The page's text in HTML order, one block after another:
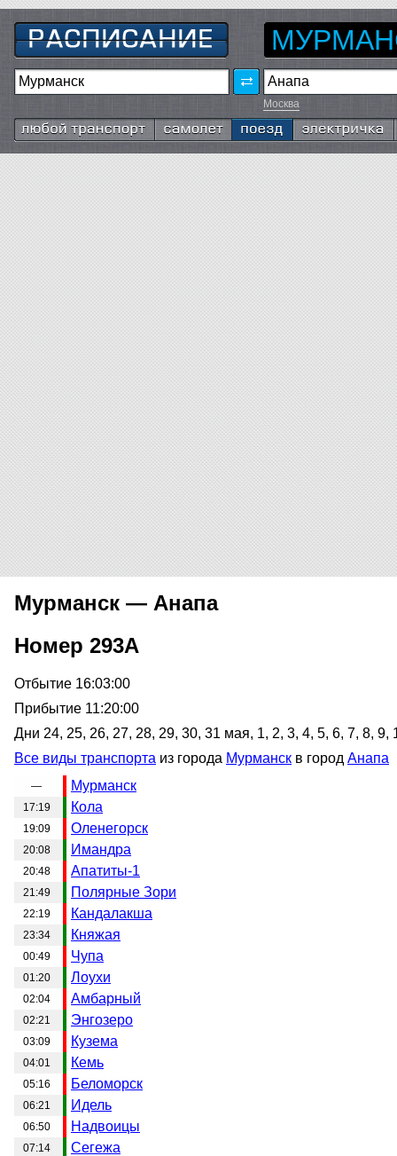
Москва
Любой транспорт Самолёт Поезд Электричка
Мурманск — Анапа
Номер 293А
Отбытие 16:03:00
Прибытие 11:20:00
Дни 24, 25, 26, 27, 28, 29, 30, 31 мая, 1, 2, 3, 4, 5, 6, 7, 8,
Все виды транспорта из города Мурманск в город Анапа
— Мурманск
17:19 Кола
19:09 Оленегорск
20:08 Имандра
20:48 Апатиты-1
21:49 Полярные Зори
22:19 Кандалакша
23:34 Княжая
00:49 Чупа
01:20 Лоухи
02:04 Амбарный
02:21 Энгозеро
03:09 Кузема
04:01 Кемь
05:16 Беломорск
06:21 Идель
06:50 Надвоицы
07:14 Сегежа